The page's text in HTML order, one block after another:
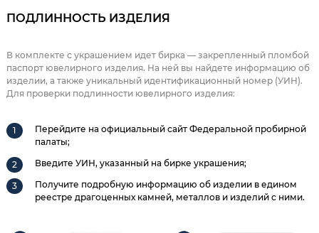
ПОДЛИННОСТЬ ИЗДЕЛИЯ
В комплекте с украшением идет бирка — закрепленный пломбой
паспорт ювелирного изделия. На ней вы найдете информацию об
изделии, а также уникальный идентификационный номер (УИН).
Для проверки подлинности ювелирного изделия:
Перейдите на официальный сайт Федеральной пробирной
палаты;
Введите УИН, указанный на бирке украшения;
Получите подробную информацию об изделии в едином
реестре драгоценных камней, металлов и изделий с ними.